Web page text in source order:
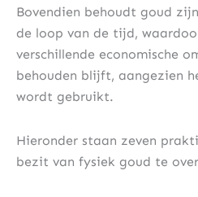
Bovendien behoudt goud
de loop van de tijd,
verschillende economische
behouden blijft, aangezien
wordt gebruikt.
Hieronder staan zeven
bezit van fysiek goud te